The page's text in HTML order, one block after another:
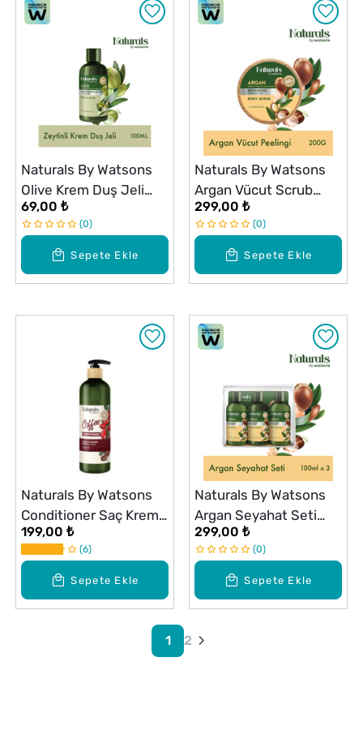
Sepete Ekle
Naturals By Watsons
Olive Krem Duş Jeli
100 ml
69,00 ₺
0
Sepete Ekle
Naturals By Watsons
Argan Vücut Scrub
200G
299,00 ₺
0
Sepete Ekle
Naturals By Watsons
Conditioner Saç Kremi
Coffee 490 ml
199,00 ₺
6
Sepete Ekle
Naturals By Watsons
Argan Seyahat Seti
100 ml x3
299,00 ₺
0
1 2